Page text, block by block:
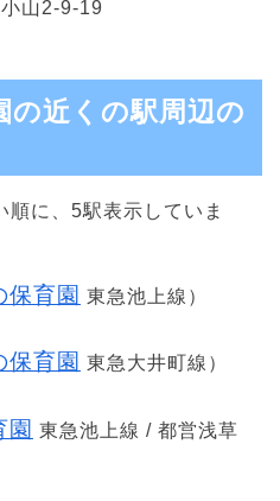
山2-9-19
の近くの駅周辺の
順に、5駅表示していま
保育園 東急池上線）
保育園 東急大井町線）
園 東急池上線 / 都営浅草